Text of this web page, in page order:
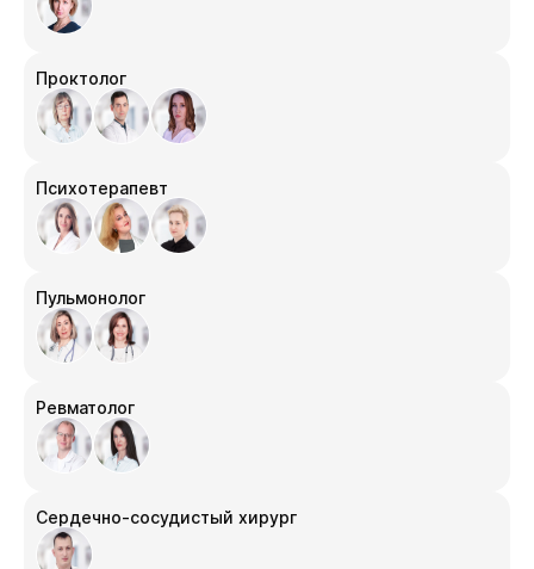
Проктолог
Психотерапевт
Пульмонолог
Ревматолог
Сердечно-сосудистый хирург